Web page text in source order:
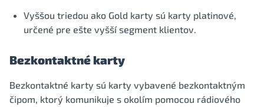
Vyššou triedou ako Gold karty sú karty platinové,
určené pre ešte vyšší segment klientov.
Bezkontaktné karty
Bezkontaktné karty sú karty vybavené bezkontaktným
čipom, ktorý komunikuje s okolím pomocou rádiového